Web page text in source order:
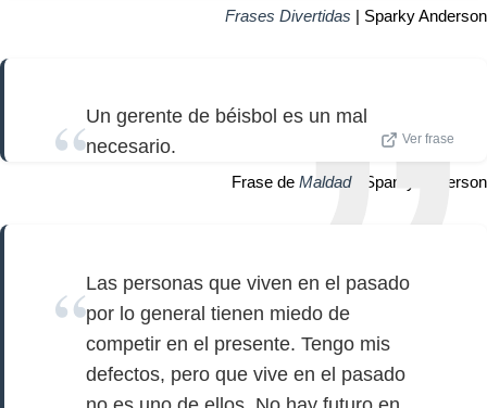
Frases Divertidas | Sparky Anderson
Un gerente de béisbol es un mal
necesario.
Ver frase
Frase de Maldad| Sparky Anderson
Las personas que viven en el pasado
por lo general tienen miedo de
competir en el presente. Tengo mis
defectos, pero que vive en el pasado